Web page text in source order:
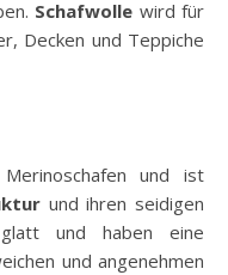
Schafwolle wird für
Decken und Teppiche
und ist
und ihren seidigen
und haben eine
und angenehmen